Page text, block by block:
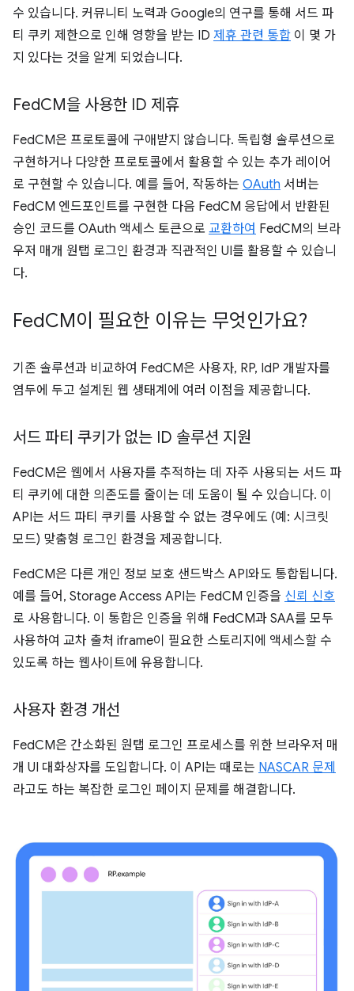
수 있습니다. 커뮤니티 노력과 Google의 연구를 통해 서드 파
티 쿠키 제한으로 인해 영향을 받는 ID 제휴 관련 통합 이 몇 가
지 있다는 것을 알게 되었습니다.
FedCM을 사용한 ID 제휴
FedCM은 프로토콜에 구애받지 않습니다. 독립형 솔루션으로
구현하거나 다양한 프로토콜에서 활용할 수 있는 추가 레이어
로 구현할 수 있습니다. 예를 들어, 작동하는 OAuth 서버는
FedCM 엔드포인트를 구현한 다음 FedCM 응답에서 반환된
승인 코드를 OAuth 액세스 토큰으로 교환하여 FedCM의 브라
우저 매개 원탭 로그인 환경과 직관적인 UI를 활용할 수 있습니
다.
FedCM이 필요한 이유는 무엇인가요?
기존 솔루션과 비교하여 FedCM은 사용자, RP, IdP 개발자를
염두에 두고 설계된 웹 생태계에 여러 이점을 제공합니다.
서드 파티 쿠키가 없는 ID 솔루션 지원
FedCM은 웹에서 사용자를 추적하는 데 자주 사용되는 서드 파
티 쿠키에 대한 의존도를 줄이는 데 도움이 될 수 있습니다. 이
API는 서드 파티 쿠키를 사용할 수 없는 경우에도 (예: 시크릿
모드) 맞춤형 로그인 환경을 제공합니다.
FedCM은 다른 개인 정보 보호 샌드박스 API와도 통합됩니다.
예를 들어, Storage Access API는 FedCM 인증을 신뢰 신호
로 사용합니다. 이 통합은 인증을 위해 FedCM과 SAA를 모두
사용하여 교차 출처 iframe이 필요한 스토리지에 액세스할 수
있도록 하는 웹사이트에 유용합니다.
사용자 환경 개선
FedCM은 간소화된 원탭 로그인 프로세스를 위한 브라우저 매
개 UI 대화상자를 도입합니다. 이 API는 때로는 NASCAR 문제
라고도 하는 복잡한 로그인 페이지 문제를 해결합니다.